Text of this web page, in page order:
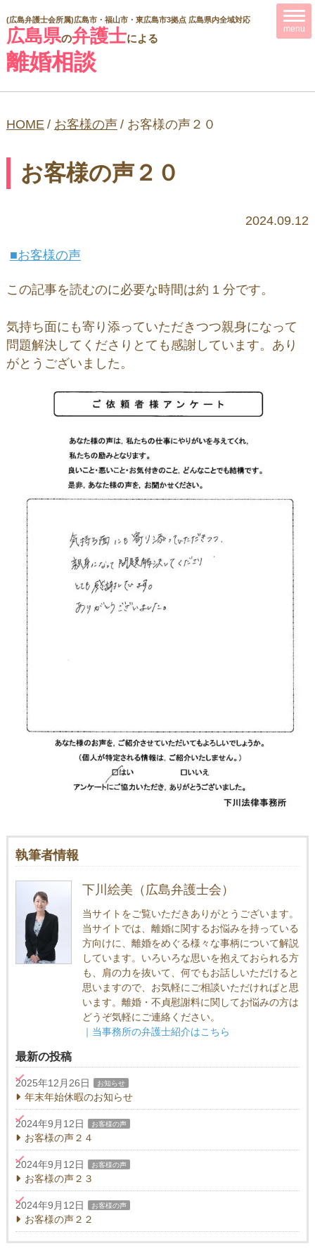
広島県の弁護士による
離婚相談
(広島弁護士会所属)広島市・福山市・東広島市3拠点 広島県内全域対応
menu
HOME / お客様の声 / お客様の声２０
お客様の声２０
2024.09.12
お客様の声
この記事を読むのに必要な時間は約 1 分です。
気持ち面にも寄り添っていただきつつ親身になって
問題解決してくださりとても感謝しています。あり
がとうございました。
執筆者情報
下川絵美（広島弁護士会）
当サイトをご覧いただきありがとうございます。
当サイトでは、離婚に関するお悩みを持っている
方向けに、離婚をめぐる様々な事柄について解説
しています。いろいろな思いを抱えておられる方
も、肩の力を抜いて、何でもお話しいただけると
思いますので、お気軽にご相談いただければと思
います。離婚・不貞慰謝料に関してお悩みの方は
どうぞ気軽にご連絡ください。
｜当事務所の弁護士紹介はこちら
最新の投稿
2025年12月26日 お知らせ
年末年始休暇のお知らせ
2024年9月12日 お客様の声
お客様の声２４
2024年9月12日 お客様の声
お客様の声２３
2024年9月12日 お客様の声
お客様の声２２